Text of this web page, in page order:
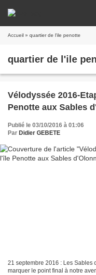
Accueil » quartier de l'ile penotte
quartier de l'ile
Vélodyssée 2016-
Penotte aux Sables
Publié le 03/10/2016 à 01:06
Par Didier GEBETE
21 septembre 2016 : Les Sables
marquer le point final à notre